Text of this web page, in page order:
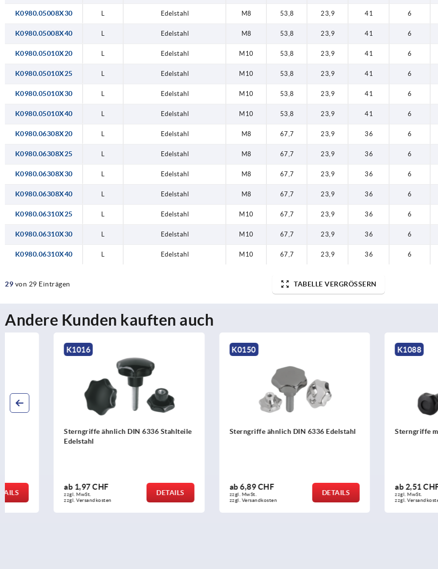
K0980.05008X30 L Edelstahl M8 53,8 23,9 41 6
K0980.05008X40 L Edelstahl M8 53,8 23,9 41 6
K0980.05010X20 L Edelstahl M10 53,8 23,9 41 6
K0980.05010X25 L Edelstahl M10 53,8 23,9 41 6
K0980.05010X30 L Edelstahl M10 53,8 23,9 41 6
K0980.05010X40 L Edelstahl M10 53,8 23,9 41 6
K0980.06308X20 L Edelstahl M8 67,7 23,9 36 6
K0980.06308X25 L Edelstahl M8 67,7 23,9 36 6
K0980.06308X30 L Edelstahl M8 67,7 23,9 36 6
K0980.06308X40 L Edelstahl M8 67,7 23,9 36 6
K0980.06310X25 L Edelstahl M10 67,7 23,9 36 6
K0980.06310X30 L Edelstahl M10 67,7 23,9 36 6
K0980.06310X40 L Edelstahl M10 67,7 23,9 36 6
29 von 29 Einträgen TABELLE VERGRÖSSERN
Andere Kunden kauften auch
Sterngriffe ähnlich DIN 6336 Stahlteile
1,97 CHF
zzgl. MwSt.
zzgl. Versandkosten
Sterngriffe ähnlich DIN 6336 Edelstahl
6,89 CHF
zzgl. MwSt.
zzgl. Versandkosten
Sterngriffe mit verlängerter
2,51 CHF
zzgl. MwSt.
zzgl. Versandkosten